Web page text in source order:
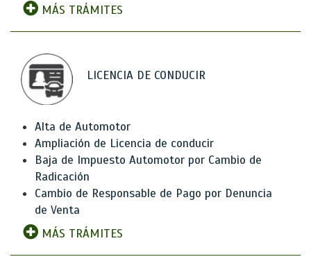
MÁS TRÁMITES
LICENCIA DE CONDUCIR
Alta de Automotor
Ampliación de Licencia de conducir
Baja de Impuesto Automotor por Cambio de
Radicación
Cambio de Responsable de Pago por Denuncia
de Venta
MÁS TRÁMITES